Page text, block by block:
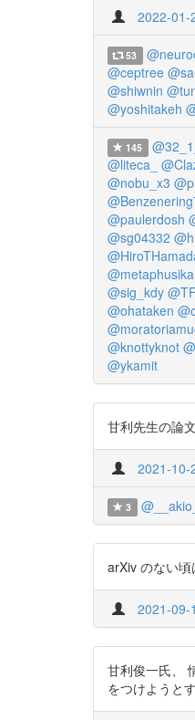
2022-01-
53
@ceptree
@shiwnin
@yoshitakeh
145
@liteca_
@nobu_x3
@paulerdosh
@sg04332
@metaphusika
@sig_kdy
@ohataken
@knottyknot
@ykamit
甘利先生の論
2021-10-
3
arXiv のない
2021-09-
甘利俊一氏、
をつけようと